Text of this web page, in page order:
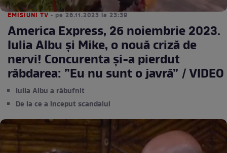
EMISIUNI TV • pe 26.11.2023 la 23:39
America Express, 26 noiembrie 2023.
Iulia Albu și Mike, o nouă criză de
nervi! Concurenta și-a pierdut
răbdarea: ”Eu nu sunt o javră” / VIDEO
Iulia Albu a răbufnit
De la ce a început scandalul